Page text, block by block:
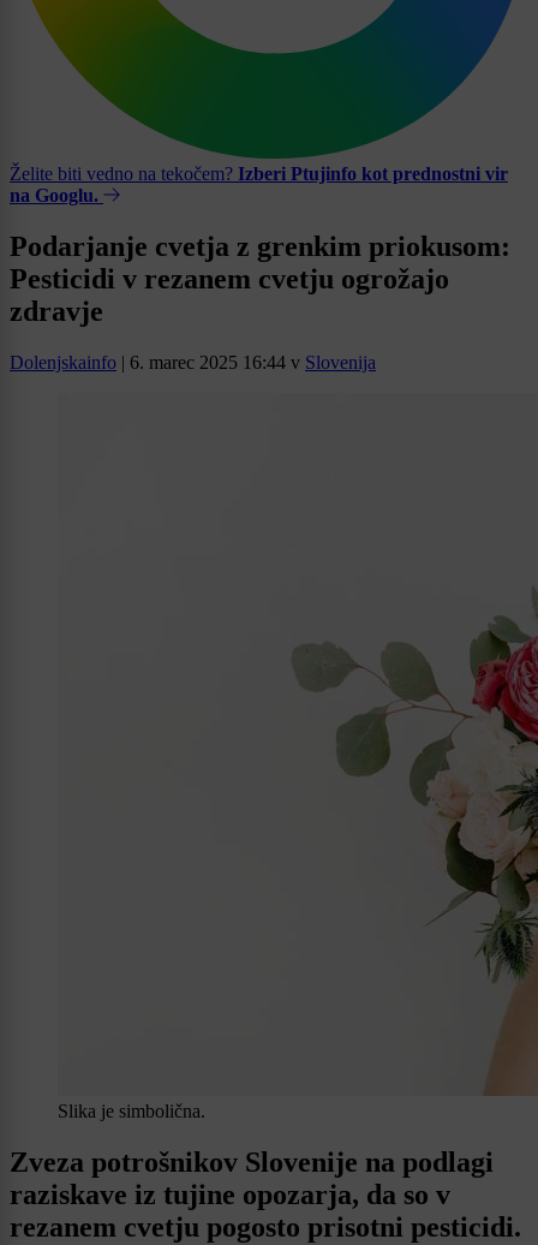
Želite biti vedno na tekočem? Izberi Ptujinfo kot prednostni vir
na Googlu.
Podarjanje cvetja z grenkim priokusom:
Pesticidi v rezanem cvetju ogrožajo
zdravje
Dolenjskainfo | 6. marec 2025 16:44 v Slovenija
Slika je simbolična.
Zveza potrošnikov Slovenije na podlagi
raziskave iz tujine opozarja, da so v
rezanem cvetju pogosto prisotni pesticidi.